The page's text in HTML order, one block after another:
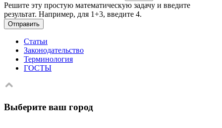
Решите эту простую математическую задачу и введите
результат. Например, для 1+3, введите 4.
Отправить
Статьи
Законодательство
Терминология
ГОСТЫ
Выберите ваш город